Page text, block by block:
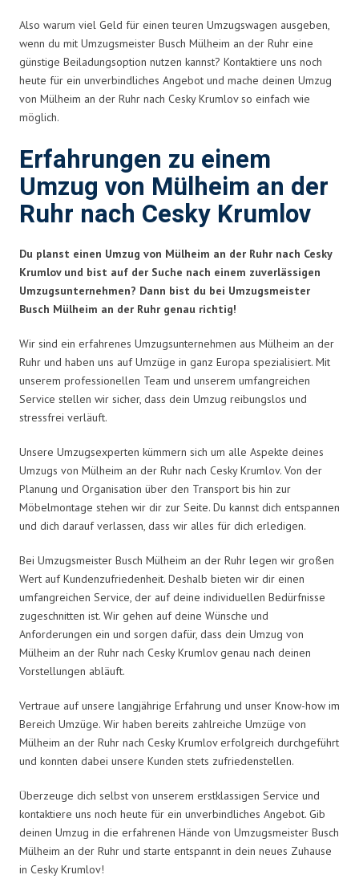
Also warum viel Geld für einen teuren Umzugswagen ausgeben,
wenn du mit Umzugsmeister Busch Mülheim an der Ruhr eine
günstige Beiladungsoption nutzen kannst? Kontaktiere uns noch
heute für ein unverbindliches Angebot und mache deinen Umzug
von Mülheim an der Ruhr nach Cesky Krumlov so einfach wie
möglich.
Erfahrungen zu einem
Umzug von Mülheim an der
Ruhr nach Cesky Krumlov
Du planst einen Umzug von Mülheim an der Ruhr nach Cesky
Krumlov und bist auf der Suche nach einem zuverlässigen
Umzugsunternehmen? Dann bist du bei Umzugsmeister
Busch Mülheim an der Ruhr genau richtig!
Wir sind ein erfahrenes Umzugsunternehmen aus Mülheim an der
Ruhr und haben uns auf Umzüge in ganz Europa spezialisiert. Mit
unserem professionellen Team und unserem umfangreichen
Service stellen wir sicher, dass dein Umzug reibungslos und
stressfrei verläuft.
Unsere Umzugsexperten kümmern sich um alle Aspekte deines
Umzugs von Mülheim an der Ruhr nach Cesky Krumlov. Von der
Planung und Organisation über den Transport bis hin zur
Möbelmontage stehen wir dir zur Seite. Du kannst dich entspannen
und dich darauf verlassen, dass wir alles für dich erledigen.
Bei Umzugsmeister Busch Mülheim an der Ruhr legen wir großen
Wert auf Kundenzufriedenheit. Deshalb bieten wir dir einen
umfangreichen Service, der auf deine individuellen Bedürfnisse
zugeschnitten ist. Wir gehen auf deine Wünsche und
Anforderungen ein und sorgen dafür, dass dein Umzug von
Mülheim an der Ruhr nach Cesky Krumlov genau nach deinen
Vorstellungen abläuft.
Vertraue auf unsere langjährige Erfahrung und unser Know-how im
Bereich Umzüge. Wir haben bereits zahlreiche Umzüge von
Mülheim an der Ruhr nach Cesky Krumlov erfolgreich durchgeführt
und konnten dabei unsere Kunden stets zufriedenstellen.
Überzeuge dich selbst von unserem erstklassigen Service und
kontaktiere uns noch heute für ein unverbindliches Angebot. Gib
deinen Umzug in die erfahrenen Hände von Umzugsmeister Busch
Mülheim an der Ruhr und starte entspannt in dein neues Zuhause
in Cesky Krumlov!